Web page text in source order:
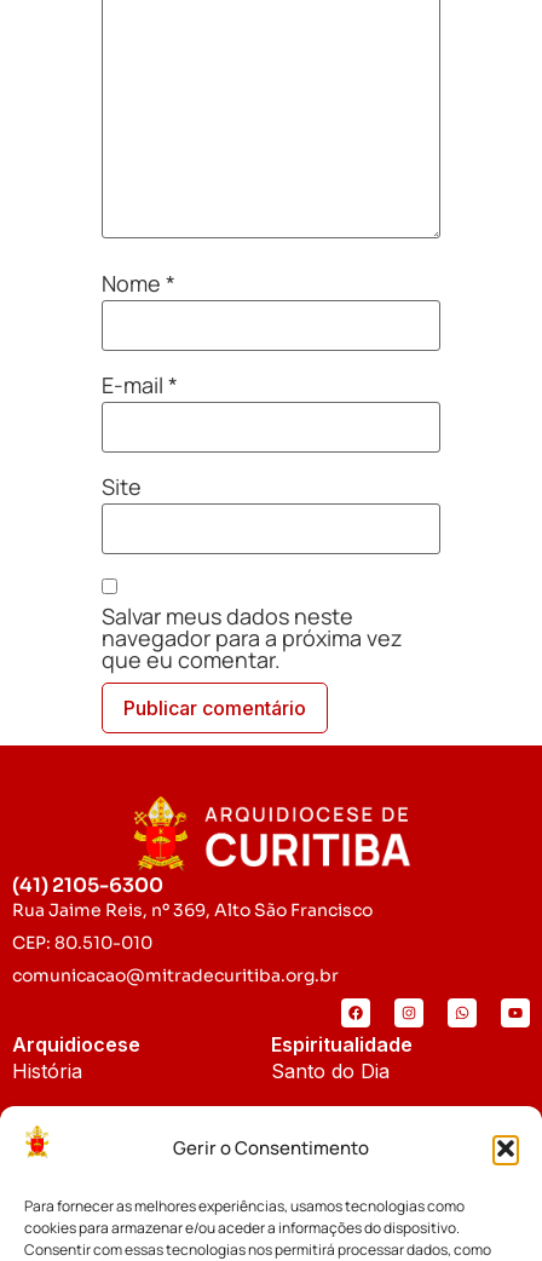
Gerir o Consentimento
Para fornecer as melhores experiências, usamos tecnologias como
cookies para armazenar e/ou aceder a informações do dispositivo.
Consentir com essas tecnologias nos permitirá processar dados, como
Nome *
E-mail *
Site
Salvar meus dados neste
navegador para a próxima vez
que eu comentar.
(41) 2105-6300
Rua Jaime Reis, nº 369, Alto São Francisco
CEP: 80.510-010
comunicacao@mitradecuritiba.org.br
Arquidiocese
História
Padroeira
Espiritualidade
Santo do Dia
Notícias
Notícias da Arquidiocese
Cúria Diocesana